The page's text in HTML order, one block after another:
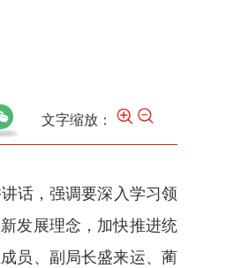
文字缩放：
话，强调要深入学习领
发展理念，加快推进统
员、副局长盛来运、蔺